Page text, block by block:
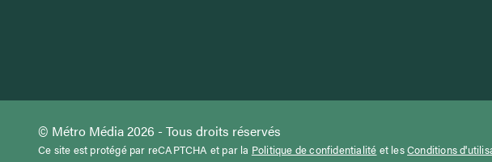
© Métro Média 2026 - Tous droits réservés
Ce site est protégé par reCAPTCHA et par la Politique de confidentialité et lesConditions